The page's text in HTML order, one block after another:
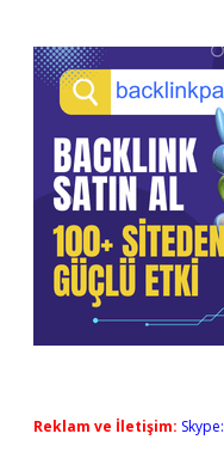
Reklam ve İletişim: